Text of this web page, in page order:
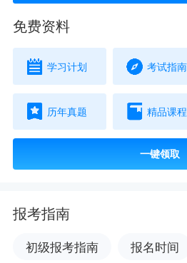
免费资料
学习计划 考试指南
历年真题 精品课程
一键领取
报考指南
初级报考指南 报名时间